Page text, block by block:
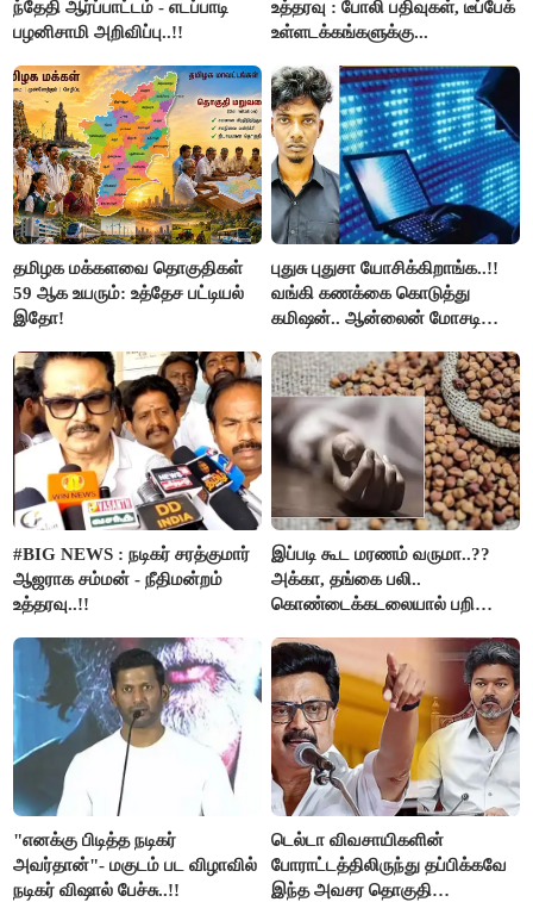
ந்தேதி ஆர்ப்பாட்டம் - எடப்பாடி
பழனிசாமி அறிவிப்பு..!!
உத்தரவு : போலி பதிவுகள், டீப்பேக்
உள்ளடக்கங்களுக்கு...
தமிழக மக்களவை தொகுதிகள்
59 ஆக உயரும்: உத்தேச பட்டியல்
இதோ!
புதுசு புதுசா யோசிக்கிறாங்க..!!
வங்கி கணக்கை கொடுத்து
கமிஷன்.. ஆன்லைன் மோசடி
கைது..!!
#BIG NEWS : நடிகர் சரத்குமார்
ஆஜராக சம்மன் - நீதிமன்றம்
உத்தரவு..!!
இப்படி கூட மரணம் வருமா..??
அக்கா, தங்கை பலி..
கொண்டைக்கடலையால் பறிபோன
"எனக்கு பிடித்த நடிகர்
அவர்தான்"- மகுடம் பட விழாவில்
நடிகர் விஷால் பேச்சு..!!
டெல்டா விவசாயிகளின்
போராட்டத்திலிருந்து தப்பிக்கவே
இந்த அவசர தொகுதி